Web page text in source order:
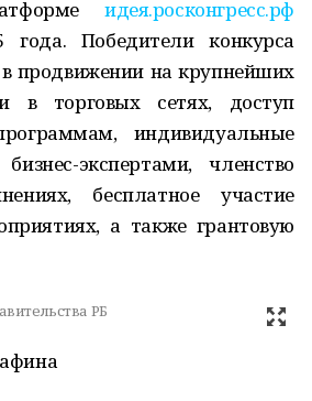
идея.росконгресс.рф
Победители конкурса
продвижении на крупнейших
в торговых сетях, доступ
индивидуальные
экспертами, членство
бесплатное участие
а также грантовую
РБ